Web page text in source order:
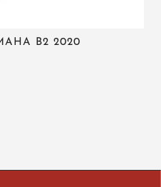
B2 2020